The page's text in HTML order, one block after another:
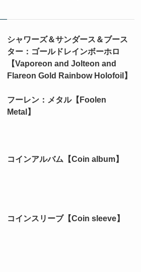
シャワーズ＆サンダース＆ブース
ター：ゴールドレインボーホロ
【Vaporeon and Jolteon and
Flareon Gold Rainbow Holofoil】
フーレン：メタル【Foolen
Metal】
コインアルバム【Coin album】
コインスリーブ【Coin sleeve】